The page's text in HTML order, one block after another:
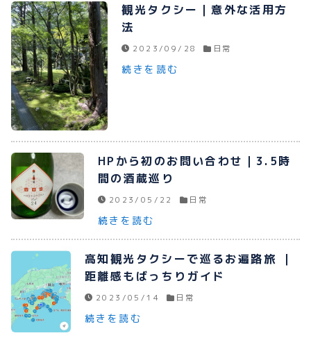
メールで予約
WEBで予約
観光タクシー｜意外な活用方
法
2023/09/28 日常
続きを読む
HPから初のお問い合わせ｜3.5時
間の酒蔵巡り
2023/05/22 日常
続きを読む
高知観光タクシーで巡るお遍路旅 ｜
距離感もばっちりガイド
2023/05/14 日常
続きを読む